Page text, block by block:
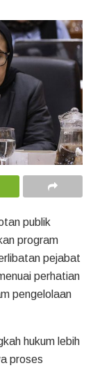
publik
program
pejabat
perhatian
pengelolaan
hukum lebih
proses